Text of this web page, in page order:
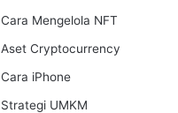
Cara Mengelola NFT
Aset Cryptocurrency
Cara iPhone
Strategi UMKM